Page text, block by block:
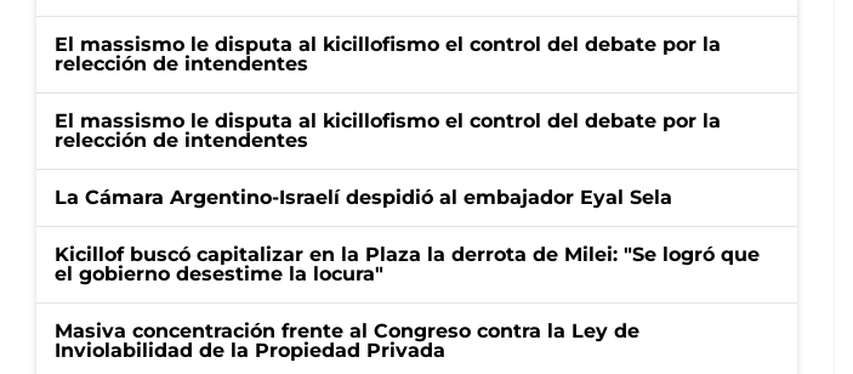
El massismo le disputa al kicillofismo el control del debate por la
relección de intendentes
El massismo le disputa al kicillofismo el control del debate por la
relección de intendentes
La Cámara Argentino-Israelí despidió al embajador Eyal Sela
Kicillof buscó capitalizar en la Plaza la derrota de Milei: "Se logró que
el gobierno desestime la locura"
Masiva concentración frente al Congreso contra la Ley de
Inviolabilidad de la Propiedad Privada